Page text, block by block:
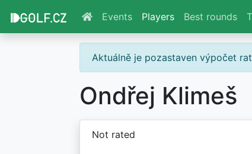
Events Players Best rounds
Aktuálně je pozastaven výpočet
Ondřej Klimeš
Not rated